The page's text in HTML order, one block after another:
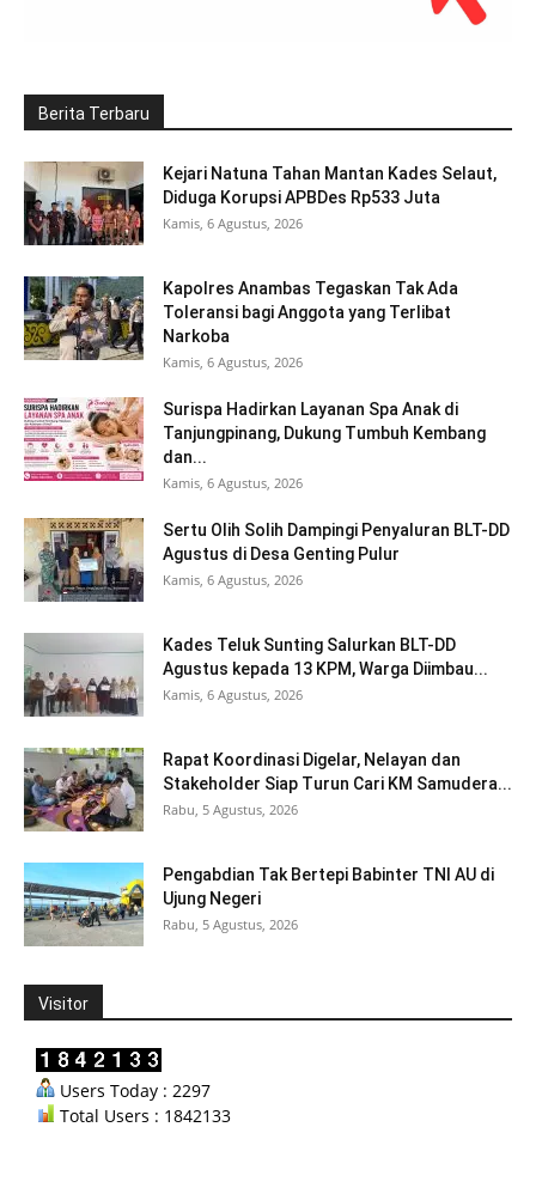
Berita Terbaru
Kejari Natuna Tahan Mantan Kades Selaut,
Diduga Korupsi APBDes Rp533 Juta
Kamis, 6 Agustus, 2026
Kapolres Anambas Tegaskan Tak Ada
Toleransi bagi Anggota yang Terlibat
Narkoba
Kamis, 6 Agustus, 2026
Surispa Hadirkan Layanan Spa Anak di
Tanjungpinang, Dukung Tumbuh Kembang
dan...
Kamis, 6 Agustus, 2026
Sertu Olih Solih Dampingi Penyaluran BLT-DD
Agustus di Desa Genting Pulur
Kamis, 6 Agustus, 2026
Kades Teluk Sunting Salurkan BLT-DD
Agustus kepada 13 KPM, Warga Diimbau...
Kamis, 6 Agustus, 2026
Rapat Koordinasi Digelar, Nelayan dan
Stakeholder Siap Turun Cari KM Samudera...
Rabu, 5 Agustus, 2026
Pengabdian Tak Bertepi Babinter TNI AU di
Ujung Negeri
Rabu, 5 Agustus, 2026
Visitor
Users Today : 2297
Total Users : 1842133